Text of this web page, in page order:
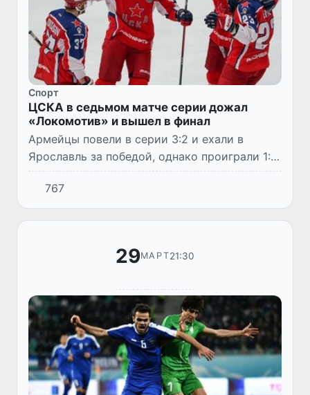
Спорт
ЦСКА в седьмом матче серии дожал
«Локомотив» и вышел в финал
Армейцы повели в серии 3:2 и ехали в
Ярославль за победой, однако проиграли 1:2
в овертайме. Все решилось в седьмом
матче, где москвичи дожали соперника.
767
29МАРТ21:30